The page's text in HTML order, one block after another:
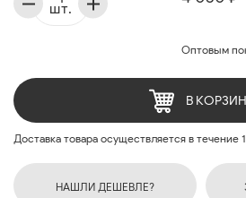
Оптовым
шт.
В
Доставка товара осуществляется в течение
НАШЛИ ДЕШЕВЛЕ?